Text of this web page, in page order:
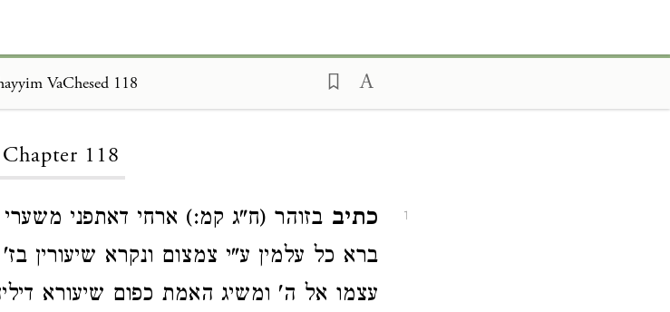
VaChesed 118
Chapter 118
1 כתיב בזוהר (ח"ג קמ:) ארחי דאתפני
ברא כל עלמין ע"י צמצום ונקרא שיעורין
עצמו אל ה' ומשיג האמת כפום שיעורא